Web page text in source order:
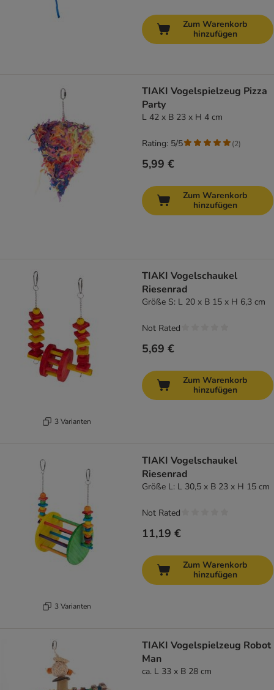
Zum Warenkorb
hinzufügen
TIAKI Vogelspielzeug Pizza
Party
L 42 x B 23 x H 4 cm
5,99 €
Rating: 5/5 (2)
Zum Warenkorb
hinzufügen
3 Varianten
TIAKI Vogelschaukel
Riesenrad
Größe S: L 20 x B 15 x H 6,3 cm
5,69 €
Not Rated
Zum Warenkorb
hinzufügen
3 Varianten
TIAKI Vogelschaukel
Riesenrad
Größe L: L 30,5 x B 23 x H 15 cm
11,19 €
Not Rated
Zum Warenkorb
hinzufügen
TIAKI Vogelspielzeug Robot
Man
ca. L 33 x B 28 cm